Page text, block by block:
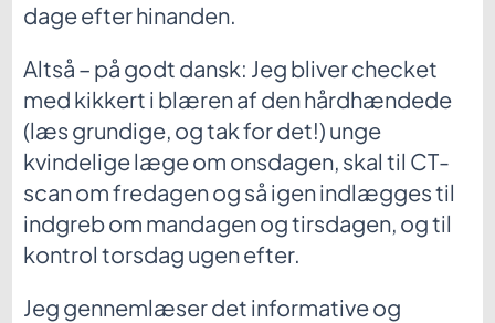
dage efter hinanden.
Altså – på godt dansk: Jeg bliver checket
med kikkert i blæren af den hårdhændede
(læs grundige, og tak for det!) unge
kvindelige læge om onsdagen, skal til CT-
scan om fredagen og så igen indlægges til
indgreb om mandagen og tirsdagen, og til
kontrol torsdag ugen efter.
Jeg gennemlæser det informative og